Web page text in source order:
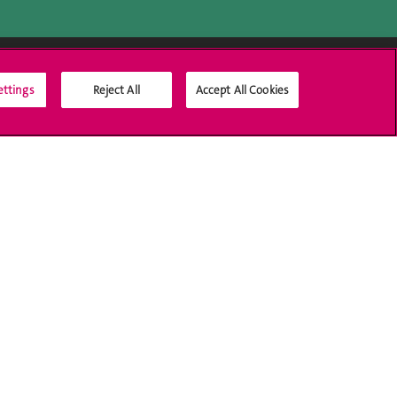
Médias sociaux UNIGE
Reject All Accept All Cookies